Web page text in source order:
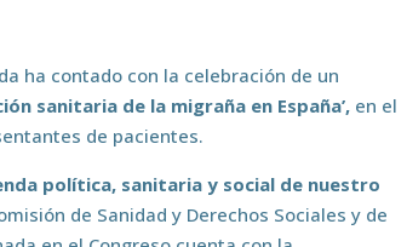
ha contado con la celebración de un
sanitaria de la migraña en España’, en el
de pacientes.
política, sanitaria y social de nuestro
de Sanidad y Derechos Sociales y de